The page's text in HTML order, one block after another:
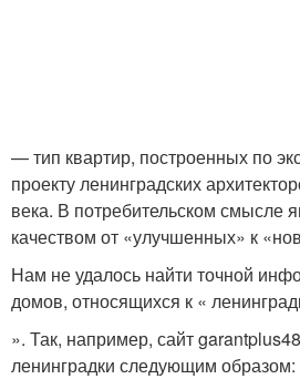
Типовой жила
— тип квартир, построенных по
проекту ленинградских
века. В потребительском смысле
качеством от «улучшенных» к
Нам не удалось найти точной
домов, относящихся к «
». Так, например, сайт
ленинградки следующим образом: